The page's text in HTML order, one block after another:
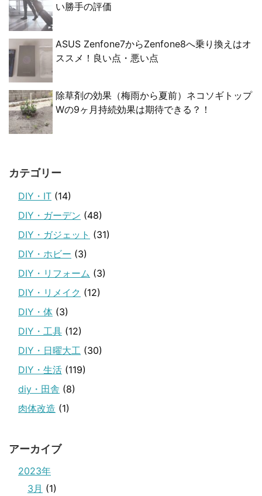
い勝手の評価
ASUS Zenfone7からZenfone8へ乗り換えはオ
ススメ！良い点・悪い点
除草剤の効果（梅雨から夏前）ネコソギトップ
Wの9ヶ月持続効果は期待できる？！
カテゴリー
DIY・IT (14)
DIY・ガーデン (48)
DIY・ガジェット (31)
DIY・ホビー (3)
DIY・リフォーム (3)
DIY・リメイク (12)
DIY・体 (3)
DIY・工具 (12)
DIY・日曜大工 (30)
DIY・生活 (119)
diy・田舎 (8)
肉体改造 (1)
アーカイブ
2023年
3月 (1)